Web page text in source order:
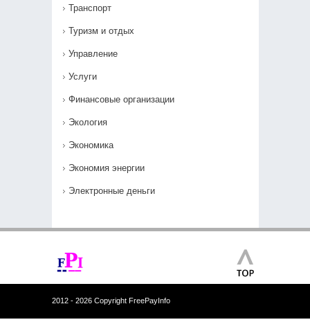
Транспорт
Туризм и отдых
Управление
Услуги
Финансовые организации
Экология
Экономика
Экономия энергии
Электронные деньги
2012 - 2026 Copyright FreePayInfo